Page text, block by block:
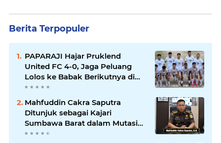
Berita Terpopuler
PAPARAJI Hajar Pruklend
United FC 4-0, Jaga Peluang
Lolos ke Babak Berikutnya di
Turnamen 165 Cup HKBP
Mahfuddin Cakra Saputra
Ditunjuk sebagai Kajari
Sumbawa Barat dalam Mutasi
Kejaksaan Agung